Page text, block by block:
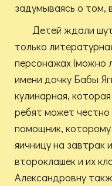
задумываясь о том,
Детей ждали
только
персонажах (можно
имени дочку Бабы
кулинарная,
ребят может
помощник, которому
яичницу на
второклашек и их
Александровну